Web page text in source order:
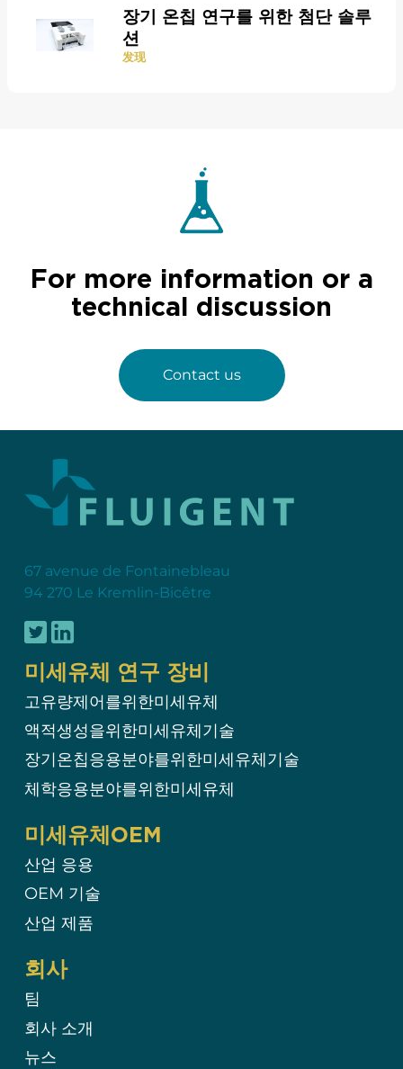
장기 온칩 연구를 위한 첨단 솔루
션
发现
For more information or a
technical discussion
Contact us
67 avenue de Fontainebleau
94 270 Le Kremlin-Bicêtre
미세유체 연구 장비
고유량제어를위한미세유체
액적생성을위한미세유체기술
장기온칩응용분야를위한미세유체기술
체학응용분야를위한미세유체
미세유체OEM
산업 응용
OEM 기술​
산업 제품
회사
팀
회사 소개
뉴스